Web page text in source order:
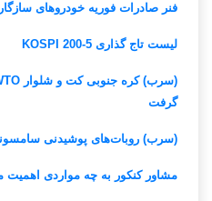
فنر صادرات فوریه خودروهای
لیست تاج گذاری KOSPI 200-5
گرفت
(سرب) روبات‌های پوشیدنی
مشاور کنکور به چه مواردی